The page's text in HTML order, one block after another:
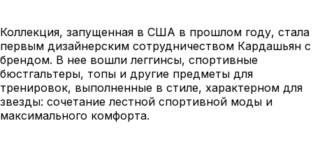
Коллекция, запущенная в США в прошлом году, стала
первым дизайнерским сотрудничеством Кардашьян с
брендом. В нее вошли леггинсы, спортивные
бюстгальтеры, топы и другие предметы для
тренировок, выполненные в стиле, характерном для
звезды: сочетание лестной спортивной моды и
максимального комфорта.